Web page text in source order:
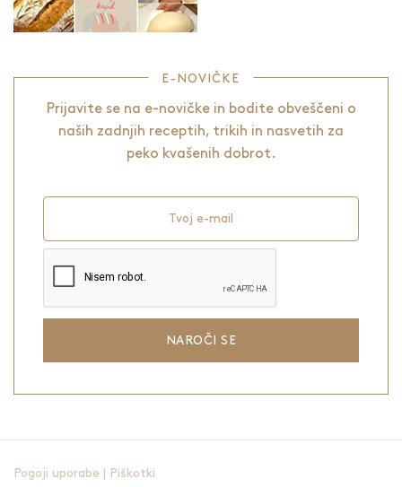
E-NOVIČKE
Prijavite se na e-novičke in bodite obveščeni o
naših zadnjih receptih, trikih in nasvetih za
peko kvašenih dobrot.
Tvoj e-mail
NAROČI SE
Pogoji uporabe Piškotki